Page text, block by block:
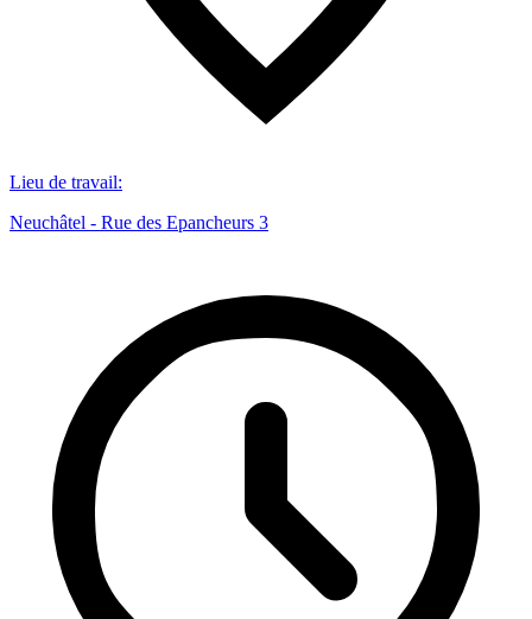
Lieu de travail:
Neuchâtel - Rue des Epancheurs 3